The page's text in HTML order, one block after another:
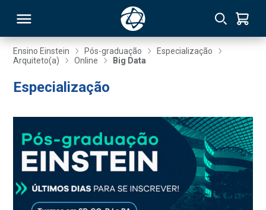
Ensino Einstein Pós-graduação
Especialização
Arquiteto(a)
Online Big Data
Especialização